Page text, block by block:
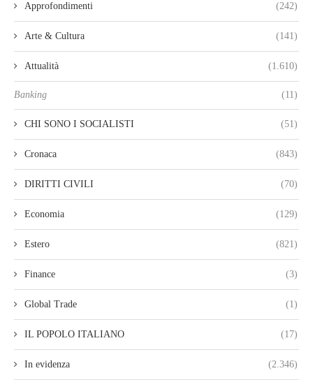
Approfondimenti (242)
Arte & Cultura (141)
Attualità (1.610)
Banking (11)
CHI SONO I SOCIALISTI (51)
Cronaca (843)
DIRITTI CIVILI (70)
Economia (129)
Estero (821)
Finance (3)
Global Trade (1)
IL POPOLO ITALIANO (17)
In evidenza (2.346)